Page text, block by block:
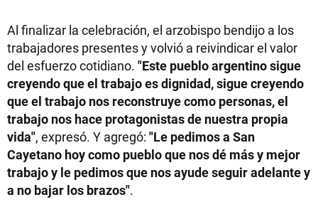
Al finalizar la celebración, el arzobispo bendijo a los
trabajadores presentes y volvió a reivindicar el valor
del esfuerzo cotidiano. "Este pueblo argentino sigue
creyendo que el trabajo es dignidad, sigue creyendo
que el trabajo nos reconstruye como personas, el
trabajo nos hace protagonistas de nuestra propia
vida", expresó. Y agregó: "Le pedimos a San
Cayetano hoy como pueblo que nos dé más y mejor
trabajo y le pedimos que nos ayude seguir adelante y
a no bajar los brazos".